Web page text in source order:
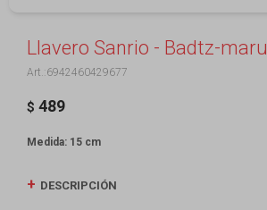
Llavero Sanrio - Badtz-maru
6942460429677
$ 489
Medida: 15 cm
DESCRIPCIÓN